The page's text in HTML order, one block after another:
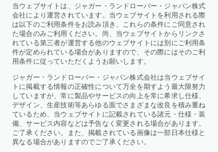
当ウェブサイトは、ジャガー・ランドローバー・ジャパン株式
会社により運営されています。当ウェブサイトを利用される際
は以下のご利用条件をお読み頂き、これらの条件にご同意され
た場合のみご利用ください。尚、当ウェブサイトからリンクさ
れている第三者が運営する他のウェブサイトには別にご利用条
件が定められている場合がありますので、その際にはそのご利
用条件に従っていただくようお願いします。
ジャガー・ランドローバー・ジャパン株式会社は当ウェブサイ
トに掲載する情報の正確性について万全を期すよう最大限努力
していますが、常に製品やサービスの向上を常に希求し仕様、
デザイン、生産技術等あらゆる面でさまざまな改良を積み重ね
ているため、当ウェブサイトに記載されている諸元・仕様・装
備、サービス内容などは予告なく変更される場合があります。
ご了承ください。また、掲載されている画像は一部日本仕様と
異なる場合がありますのでご了承ください。